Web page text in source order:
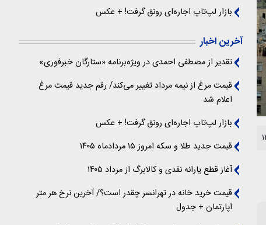
بازار لپ‌تاپ اجاره‌ای رونق گرفت! + عکس
آخرین اخبار
تقدیر از مصطفی احمدی در ویژه‌برنامه «ستارگان خبرفوری»
قیمت مرغ از نیمه مرداد تغییر می‌کند/ رقم جدید قیمت مرغ
اعلام شد
بازار لپ‌تاپ اجاره‌ای رونق گرفت! + عکس
قیمت جدید طلا و سکه امروز ۱۵ مردادماه ۱۴۰۵
آغاز قطع یارانه نقدی و کالابرگ از مرداد ۱۴۰۵
قیمت خرید خانه در تهرانسر چقدر است؟/ آخرین نرخ هر متر
آپارتمان + جدول